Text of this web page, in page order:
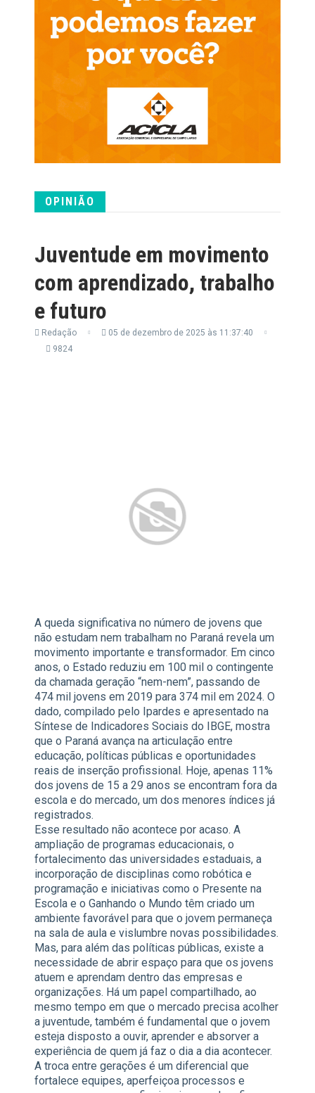
OPINIÃO
Juventude em movimento
com aprendizado, trabalho
e futuro
Redação
05 de dezembro de 2025 às 11:37:40
9824
A queda significativa no número de jovens que
não estudam nem trabalham no Paraná revela um
movimento importante e transformador. Em cinco
anos, o Estado reduziu em 100 mil o contingente
da chamada geração “nem-nem”, passando de
474 mil jovens em 2019 para 374 mil em 2024. O
dado, compilado pelo Ipardes e apresentado na
Síntese de Indicadores Sociais do IBGE, mostra
que o Paraná avança na articulação entre
educação, políticas públicas e oportunidades
reais de inserção profissional. Hoje, apenas 11%
dos jovens de 15 a 29 anos se encontram fora da
escola e do mercado, um dos menores índices já
registrados.
Esse resultado não acontece por acaso. A
ampliação de programas educacionais, o
fortalecimento das universidades estaduais, a
incorporação de disciplinas como robótica e
programação e iniciativas como o Presente na
Escola e o Ganhando o Mundo têm criado um
ambiente favorável para que o jovem permaneça
na sala de aula e vislumbre novas possibilidades.
Mas, para além das políticas públicas, existe a
necessidade de abrir espaço para que os jovens
atuem e aprendam dentro das empresas e
organizações. Há um papel compartilhado, ao
mesmo tempo em que o mercado precisa acolher
a juventude, também é fundamental que o jovem
esteja disposto a ouvir, aprender e absorver a
experiência de quem já faz o dia a dia acontecer.
A troca entre gerações é um diferencial que
fortalece equipes, aperfeiçoa processos e